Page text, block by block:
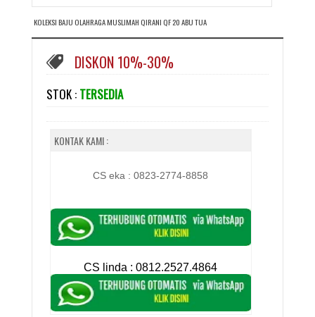
KOLEKSI BAJU OLAHRAGA MUSLIMAH QIRANI QF 20 ABU TUA
DISKON 10%-30%
STOK : TERSEDIA
KONTAK KAMI :
CS eka : 0823-2774-8858
CS linda :0812.2527.4864